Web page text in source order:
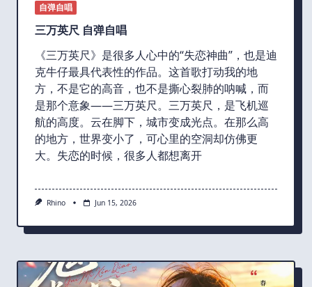
自弹自唱
三万英尺 自弹自唱
《三万英尺》是很多人心中的“失恋神曲”，也是迪
克牛仔最具代表性的作品。这首歌打动我的地
方，不是它的高音，也不是撕心裂肺的呐喊，而
是那个意象——三万英尺。三万英尺，是飞机巡
航的高度。云在脚下，城市变成光点。在那么高
的地方，世界变小了，可心里的空洞却仿佛更
大。失恋的时候，很多人都想离开
Rhino Jun 15, 2026